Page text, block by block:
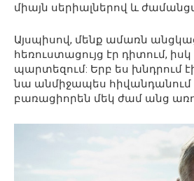
միայն սերիալներով և
Այսպիսով, մենք ամառն
հեռուստացույց էր դիտում,
պարտեզում: Երբ ես խնդրում էի
նա անմիջապես հիվանդանում
բառացիորեն մեկ ժամ անց